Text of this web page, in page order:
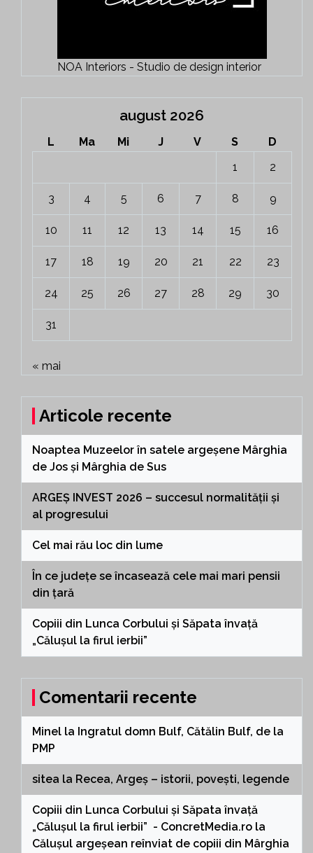
NOA Interiors - Studio de design interior
august 2026
L Ma Mi J V S
D
1
2
3 4 5 6 7 8 9
10 11 12 13 14 15 16
17 18 19 20 21 22 23
24 25 26 27 28 29 30
31
« mai
Articole recente
Noaptea Muzeelor în satele argeșene Mârghia
de Jos și Mârghia de Sus
ARGEȘ INVEST 2026 – succesul normalității și
al progresului
Cel mai rău loc din lume
În ce județe se încasează cele mai mari pensii
din țară
Copiii din Lunca Corbului și Săpata învață
„Călușul la firul ierbii”
Comentarii recente
Minel la Ingratul domn Bulf, Cătălin Bulf, de la
PMP
sitea la Recea, Argeș – istorii, povești, legende
Copiii din Lunca Corbului și Săpata învață
„Călușul la firul ierbii” - ConcretMedia.ro la
Călușul argeșean reînviat de copiii din Mârghia